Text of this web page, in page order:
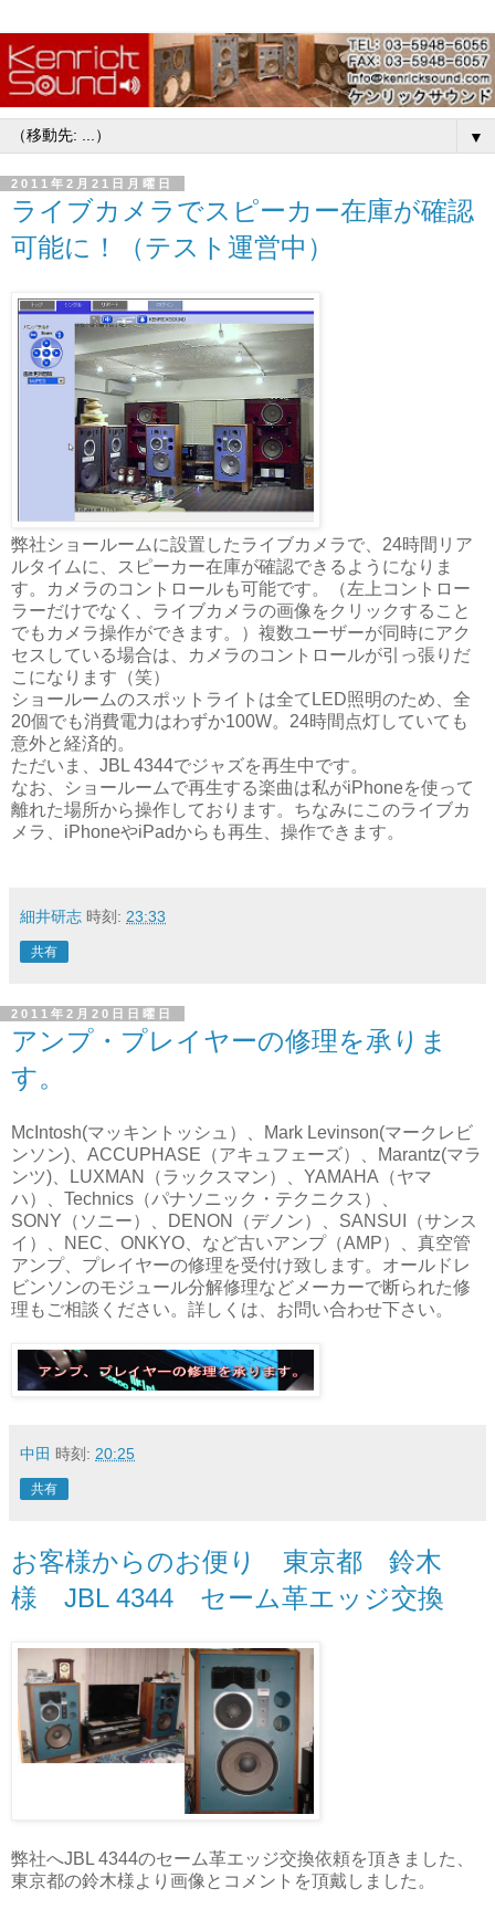
▼
2011年2月21日月曜日
ライブカメラでスピーカー在庫が確認
可能に！（テスト運営中）
弊社ショールームに設置したライブカメラで、24時間リア
ルタイムに、スピーカー在庫が確認できるようになりま
す。カメラのコントロールも可能です。（左上コントロー
ラーだけでなく、ライブカメラの画像をクリックすること
でもカメラ操作ができます。）複数ユーザーが同時にアク
セスしている場合は、カメラのコントロールが引っ張りだ
こになります（笑）
ショールームのスポットライトは全てLED照明のため、全
20個でも消費電力はわずか100W。24時間点灯していても
意外と経済的。
ただいま、JBL 4344でジャズを再生中です。
なお、ショールームで再生する楽曲は私がiPhoneを使って
離れた場所から操作しております。ちなみにこのライブカ
メラ、iPhoneやiPadからも再生、操作できます。
細井研志 時刻: 23:33
共有
2011年2月20日日曜日
アンプ・プレイヤーの修理を承りま
す。
McIntosh(マッキントッシュ）、Mark Levinson(マークレビ
ンソン)、ACCUPHASE（アキュフェーズ）、Marantz(マラ
ンツ)、LUXMAN（ラックスマン）、YAMAHA（ヤマ
ハ）、Technics（パナソニック・テクニクス）、
SONY（ソニー）、DENON（デノン）、SANSUI（サンス
イ）、NEC、ONKYO、など古いアンプ（AMP）、真空管
アンプ、プレイヤーの修理を受付け致します。オールドレ
ビンソンのモジュール分解修理などメーカーで断られた修
理もご相談ください。詳しくは、お問い合わせ下さい。
中田 時刻: 20:25
共有
お客様からのお便り 東京都 鈴木
様 JBL 4344 セーム革エッジ交換
弊社へJBL 4344のセーム革エッジ交換依頼を頂きました、
東京都の鈴木様より画像とコメントを頂戴しました。